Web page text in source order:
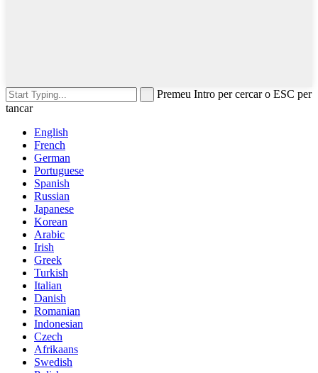
Premeu Intro per cercar o ESC per
tancar
English
French
German
Portuguese
Spanish
Russian
Japanese
Korean
Arabic
Irish
Greek
Turkish
Italian
Danish
Romanian
Indonesian
Czech
Afrikaans
Swedish